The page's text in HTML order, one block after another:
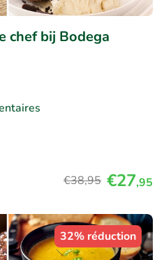
chef bij Bodega
€38,95 €27,95
32% réduction